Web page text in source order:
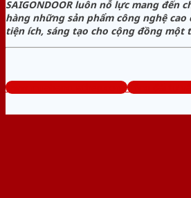
SAIGONDOOR luôn nỗ lực mang đến
hàng những sản phẩm công nghệ
tiện ích, sáng tạo cho cộng đồng
www.muabancuathep.com Tổng đài tư